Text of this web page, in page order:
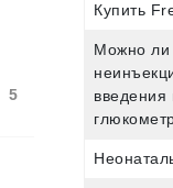
5
Купить
Можно ли
введения